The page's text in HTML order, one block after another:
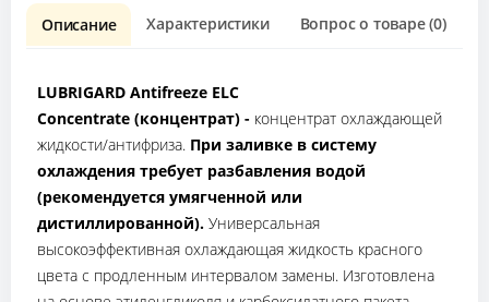
Описание Характеристики Вопрос о товаре (0)
LUBRIGARD Antifreeze ELC
Concentrate (концентрат) - концентрат охлаждающей
жидкости/антифриза. При заливке в систему
охлаждения требует разбавления водой
(рекомендуется умягченной или
дистиллированной). Универсальная
высокоэффективная охлаждающая жидкость красного
цвета с продленным интервалом замены. Изготовлена